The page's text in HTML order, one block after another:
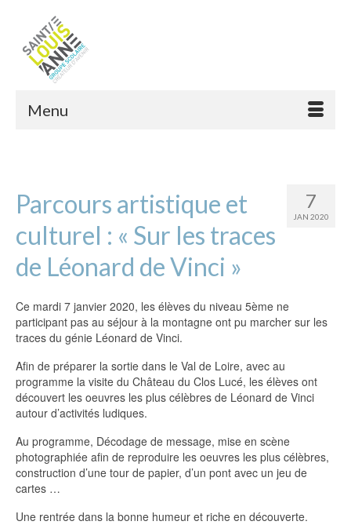
Menu
7
JAN 2020
Parcours artistique et
culturel : « Sur les traces
de Léonard de Vinci »
Ce mardi 7 janvier 2020, les élèves du niveau 5ème ne
participant pas au séjour à la montagne ont pu marcher sur les
traces du génie Léonard de Vinci.
Afin de préparer la sortie dans le Val de Loire, avec au
programme la visite du Château du Clos Lucé, les élèves ont
découvert les oeuvres les plus célèbres de Léonard de Vinci
autour d’activités ludiques.
Au programme, Décodage de message, mise en scène
photographiée afin de reproduire les oeuvres les plus célèbres,
construction d’une tour de papier, d’un pont avec un jeu de
cartes …
Une rentrée dans la bonne humeur et riche en découverte.